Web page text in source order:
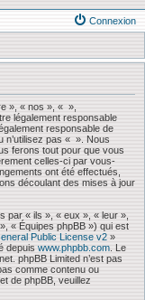
Connexion
», « nos », « »,
légalement responsable
responsable de
n’utilisez pas « ». Nous
ferons tout pour que vous
celles-ci par vous-
ont été effectués,
découlant des mises à jour
par « ils », « eux », « leur »,
« Équipes phpBB ») qui est
Public License v2 »
depuis www.phpbb.com . Le
phpBB Limited n’est pas
comme contenu ou
de phpBB, veuillez